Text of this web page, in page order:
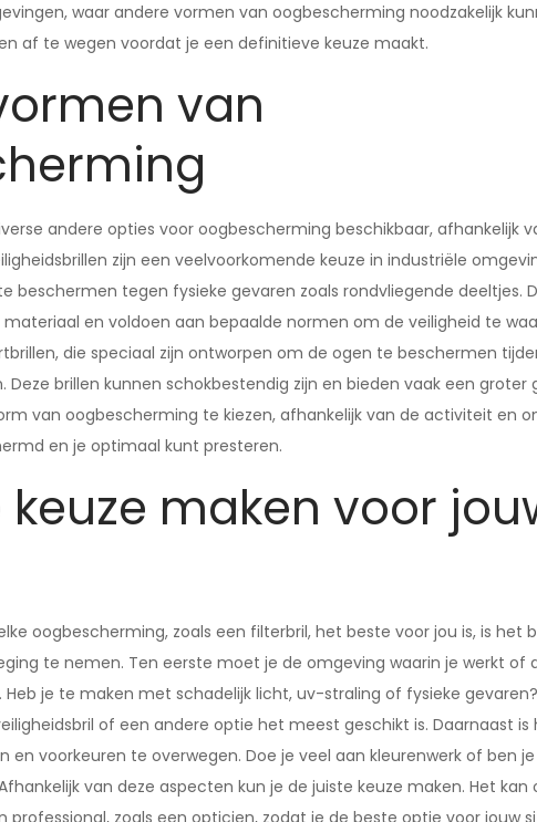
waar andere vormen van oogbescherming noodzakelijk
af te wegen voordat je een definitieve keuze maakt.
van
andere opties voor oogbescherming beschikbaar, afhankelijk
zijn een veelvoorkomende keuze in industriële
beschermen tegen fysieke gevaren zoals rondvliegende deeltjes.
en voldoen aan bepaalde normen om de veiligheid te
die speciaal zijn ontworpen om de ogen te beschermen
Deze brillen kunnen schokbestendig zijn en bieden vaak een groter
van oogbescherming te kiezen, afhankelijk van de activiteit en
en je optimaal kunt presteren.
keuze maken voor
oogbescherming, zoals een filterbril, het beste voor jou is, is het
te nemen. Ten eerste moet je de omgeving waarin je werkt of
je te maken met schadelijk licht, uv-straling of fysieke
of een andere optie het meest geschikt is. Daarnaast
en voorkeuren te overwegen. Doe je veel aan kleurenwerk of ben
van deze aspecten kun je de juiste keuze maken. Het kan
professional, zoals een opticien, zodat je de beste optie voor jouw